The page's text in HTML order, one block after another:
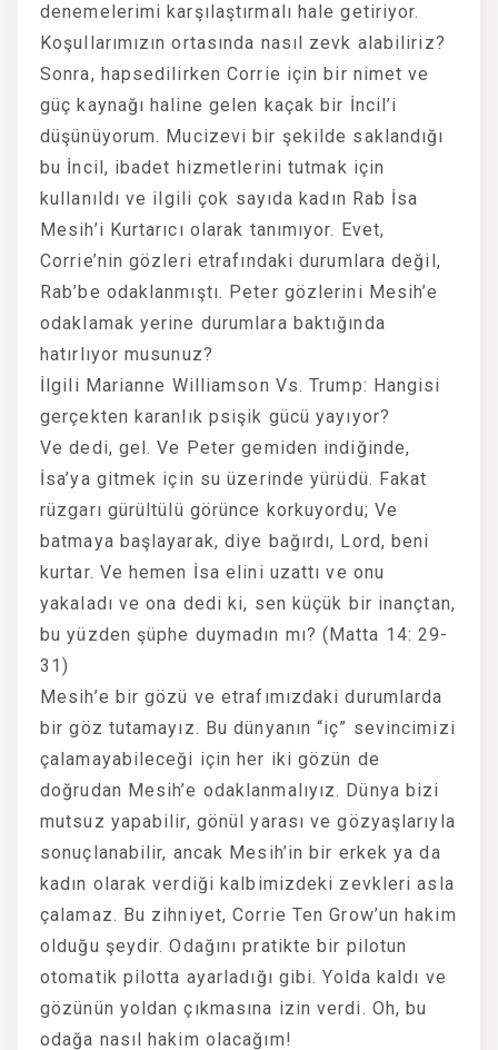
denemelerimi karşılaştırmalı hale getiriyor.
Koşullarımızın ortasında nasıl zevk alabiliriz?
Sonra, hapsedilirken Corrie için bir nimet ve
güç kaynağı haline gelen kaçak bir İncil’i
düşünüyorum. Mucizevi bir şekilde saklandığı
bu İncil, ibadet hizmetlerini tutmak için
kullanıldı ve ilgili çok sayıda kadın Rab İsa
Mesih’i Kurtarıcı olarak tanımıyor. Evet,
Corrie’nin gözleri etrafındaki durumlara değil,
Rab’be odaklanmıştı. Peter gözlerini Mesih’e
odaklamak yerine durumlara baktığında
hatırlıyor musunuz?
İlgili Marianne Williamson Vs. Trump: Hangisi
gerçekten karanlık psişik gücü yayıyor?
Ve dedi, gel. Ve Peter gemiden indiğinde,
İsa’ya gitmek için su üzerinde yürüdü. Fakat
rüzgarı gürültülü görünce korkuyordu; Ve
batmaya başlayarak, diye bağırdı, Lord, beni
kurtar. Ve hemen İsa elini uzattı ve onu
yakaladı ve ona dedi ki, sen küçük bir inançtan,
bu yüzden şüphe duymadın mı? (Matta 14: 29-
31)
Mesih’e bir gözü ve etrafımızdaki durumlarda
bir göz tutamayız. Bu dünyanın “iç” sevincimizi
çalamayabileceği için her iki gözün de
doğrudan Mesih’e odaklanmalıyız. Dünya bizi
mutsuz yapabilir, gönül yarası ve gözyaşlarıyla
sonuçlanabilir, ancak Mesih’in bir erkek ya da
kadın olarak verdiği kalbimizdeki zevkleri asla
çalamaz. Bu zihniyet, Corrie Ten Grow’un hakim
olduğu şeydir. Odağını pratikte bir pilotun
otomatik pilotta ayarladığı gibi. Yolda kaldı ve
gözünün yoldan çıkmasına izin verdi. Oh, bu
odağa nasıl hakim olacağım!